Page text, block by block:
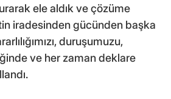
ele aldık ve çözüme
iradesinden gücünden başka
duruşumuzu,
ve her zaman deklare